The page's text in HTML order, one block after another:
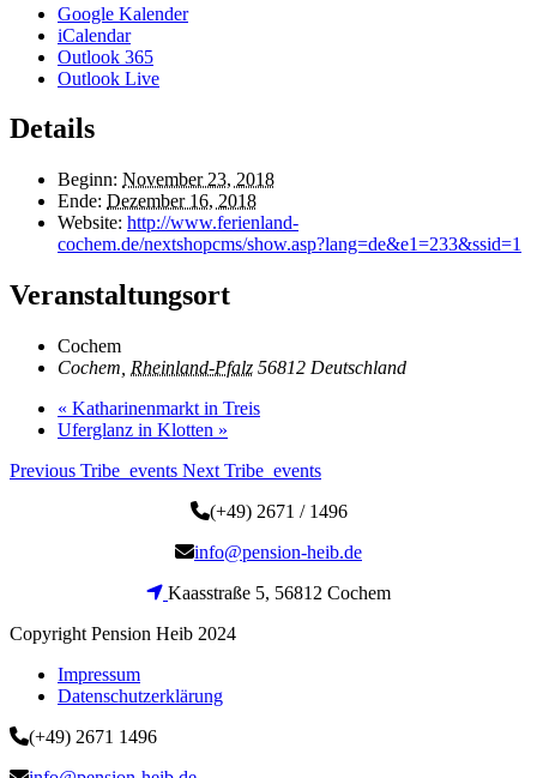
Google Kalender
iCalendar
Outlook 365
Outlook Live
Details
Beginn: November 23, 2018
Ende: Dezember 16, 2018
Website: http://www.ferienland-
cochem.de/nextshopcms/show.asp?lang=de&e1=233&ssid=1
Veranstaltungsort
Cochem
Cochem Rheinland-Pfalz 56812 Deutschland
« Katharinenmarkt in Treis
Uferglanz in Klotten »
Previous Tribe_events Next Tribe_events
(+49) 2671 / 1496
info@pension-heib.de
Kaasstraße 5, 56812 Cochem
Copyright Pension Heib 2024
Impressum
Datenschutzerklärung
(+49) 2671 1496